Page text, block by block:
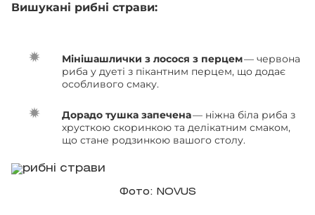
Вишукані рибні страви:
Мінішашлички з лосося з перцем— червона
риба у дуеті з пікантним перцем, що додає
особливого смаку.
Дорадо тушка запечена— ніжна біла риба з
хрусткою скоринкою та делікатним смаком,
що стане родзинкою вашого столу.
Фото: NOVUS